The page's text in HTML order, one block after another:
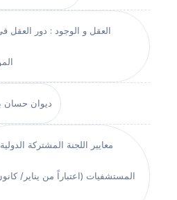
العقل و الوجود : دور العقل
ديوان حسان
معايير اللجنة المشتركة
المستشفيات (اعتباراً من يناير/